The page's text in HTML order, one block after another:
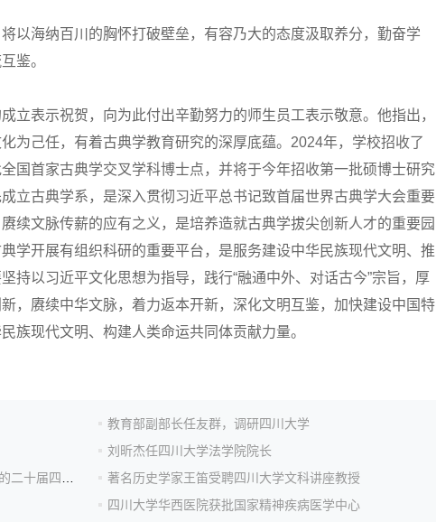
海纳百川的胸怀打破壁垒，有容乃大的态度汲取养分，勤奋学
鉴。
表示祝贺，向为此付出辛勤努力的师生员工表示敬意。他指出，
为己任，有着古典学教育研究的深厚底蕴。2024年，学校招收了
国首家古典学交叉学科博士点，并将于今年招收第一批硕博士研究
立古典学系，是深入贯彻习近平总书记致首届世界古典学大会重要
续文脉传薪的应有之义，是培养造就古典学拔尖创新人才的重要园
学开展有组织科研的重要平台，是服务建设中华民族现代文明、推
持以习近平文化思想为指导，践行“融通中外、对话古今”宗旨，厚
，赓续中华文脉，着力返本开新，深化文明互鉴，加快建设中国特
族现代文明、构建人类命运共同体贡献力量。
教育部副部长任友群，调研四川大学
刘昕杰任四川大学法学院院长
著名历史学家王笛受聘四川大学文科讲座教授
四川大学华西医院获批国家精神疾病医学中心